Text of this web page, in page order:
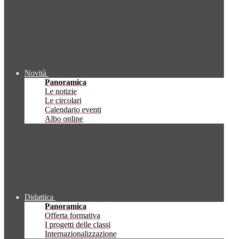
Novità
Panoramica
Le notizie
Le circolari
Calendario eventi
Albo online
Didattica
Panoramica
Offerta formativa
I progetti delle classi
Internazionalizzazione